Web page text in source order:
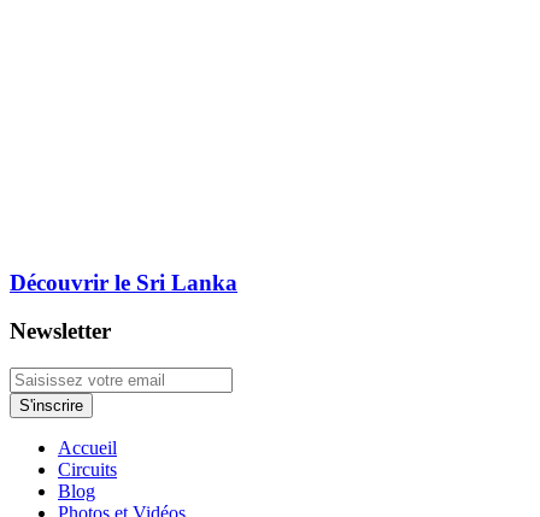
Découvrir le Sri Lanka
Newsletter
Accueil
Circuits
Blog
Photos et Vidéos